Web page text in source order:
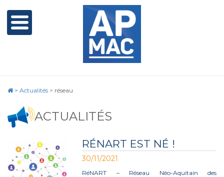
> Actualités > réseau
ACTUALITÉS
RÉNART EST NÉ !
30/11/2021
RéNART – Réseau Néo-Aquitain des